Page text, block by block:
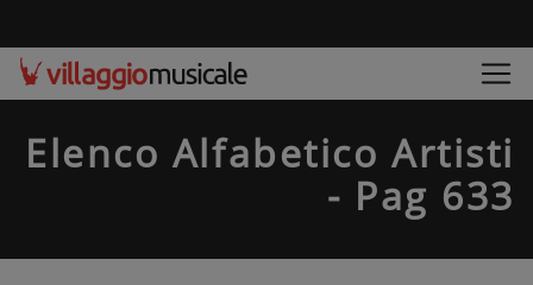
Elenco Alfabetico Artisti
- Pag 633